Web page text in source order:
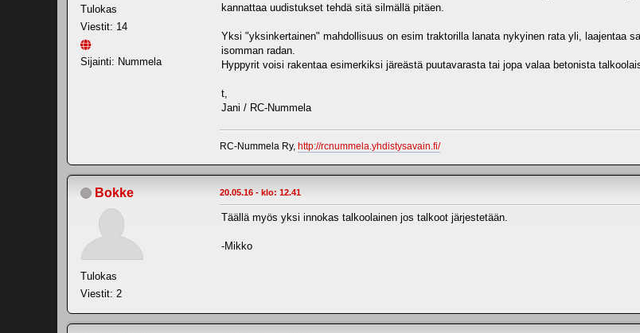
Tulokas
Viestit: 14
Sijainti: Nummela
kannattaa uudistukset tehdä sitä silmällä pitäen.
Yksi "yksinkertainen" mahdollisuus on esim traktorilla lanata nykyinen rata yli, laajentaa
isomman radan.
Hyppyrit voisi rakentaa esimerkiksi järeästä puutavarasta tai jopa valaa betonista
t,
Jani / RC-Nummela
RC-Nummela Ry, http://rcnummela.yhdistysavain.fi/
Bokke
Tulokas
Viestit: 2
20.05.16 - klo: 12.41
Täällä myös yksi innokas talkoolainen jos talkoot järjestetään.
-Mikko